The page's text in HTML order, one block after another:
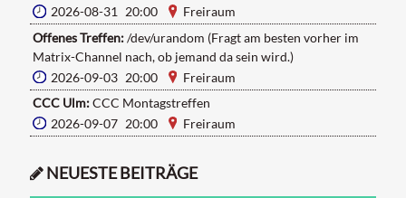
2026-08-31 20:00
Freiraum
Offenes Treffen:/dev/urandom (Fragt am besten vorher im
Matrix-Channel nach, ob jemand da sein wird.)
2026-09-03 20:00
Freiraum
CCC Ulm:CCC Montagstreffen
2026-09-07 20:00
Freiraum
NEUESTE BEITRÄGE